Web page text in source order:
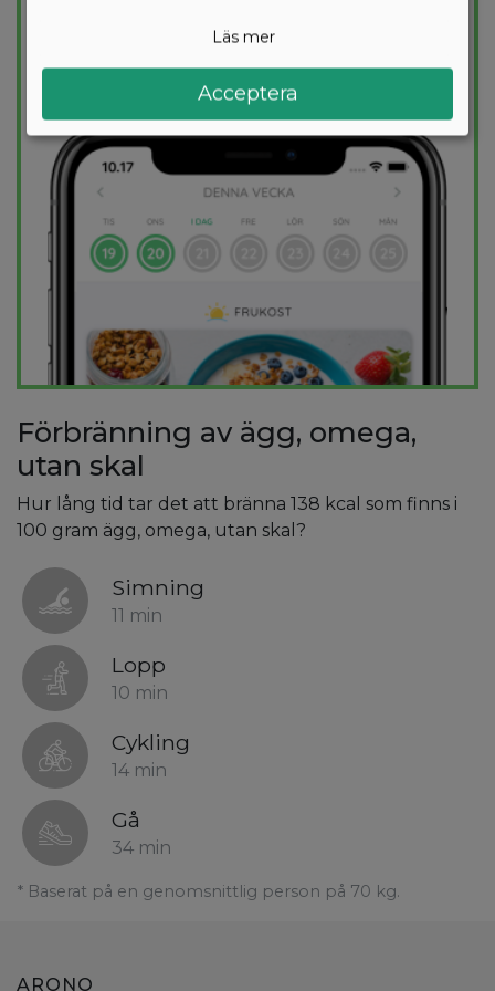
kalorimål varje dag.
PROVA GRATIS
Förbränning av ägg, omega,
utan skal
Hur lång tid tar det att bränna 138 kcal som finns i
100 gram ägg, omega, utan skal?
Simning
11 min
Lopp
10 min
Cykling
14 min
Gå
34 min
* Baserat på en genomsnittlig person på 70 kg.
ARONO
Läs mer
Acceptera